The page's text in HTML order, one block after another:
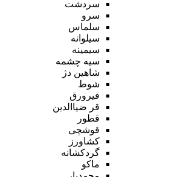
سردشت
سرو
سلماس
سیلوانه
سیمینه
سیه چشمه
شاهین دژ
شوط
فیرورق
قر ضیاالدین
قطور
قوشچی
کشاورز
گردکشانه
ماکو